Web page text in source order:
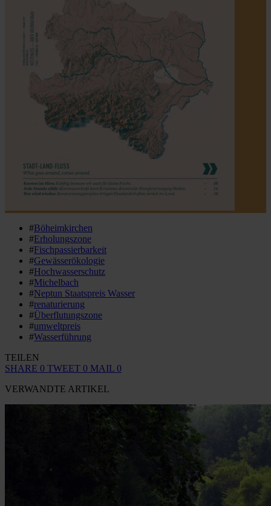
#Böheimkirchen
#Erholungszone
#Fischpassierbarkeit
#Gewässerökologie
#Hochwasserschutz
#Michelbach
#Neptun Staatspreis Wasser
#renaturierung
#Überflutungszone
#umweltpreis
#Wasserführung
TEILEN
SHARE 0 TWEET 0 MAIL 0
VERWANDTE ARTIKEL